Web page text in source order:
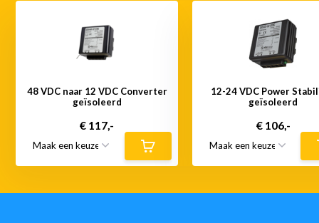
48 VDC naar 12 VDC Converter
geïsoleerd
€ 117,-
12-24 VDC Power
geïsoleerd
€ 106,-